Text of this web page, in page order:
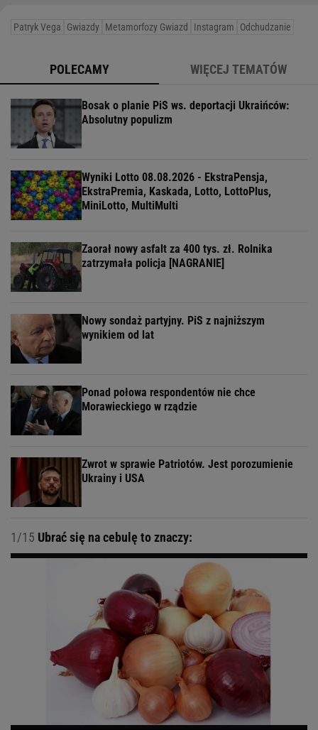
Patryk Vega Gwiazdy Metamorfozy Gwiazd Instagram Odchudzanie
POLECAMY WIĘCEJ TEMATÓW
Bosak o planie PiS ws. deportacji Ukraińców:
Absolutny populizm
Wyniki Lotto 08.08.2026 - EkstraPensja,
EkstraPremia, Kaskada, Lotto, LottoPlus,
MiniLotto, MultiMulti
Zaorał nowy asfalt za 400 tys. zł. Rolnika
zatrzymała policja [NAGRANIE]
Nowy sondaż partyjny. PiS z najniższym
wynikiem od lat
Ponad połowa respondentów nie chce
Morawieckiego w rządzie
Zwrot w sprawie Patriotów. Jest porozumienie
Ukrainy i USA
1/15 Ubrać się na cebulę to znaczy: